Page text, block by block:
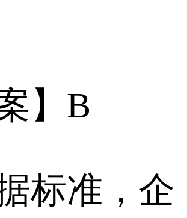
】B
标准，企